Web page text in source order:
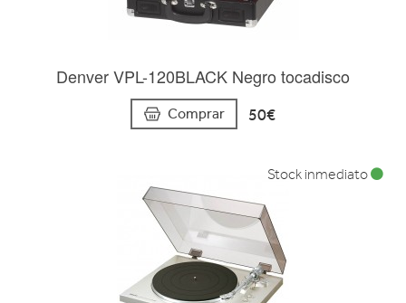
Denver VPL-120BLACK Negro tocadisco
Comprar 50€
Stock inmediato